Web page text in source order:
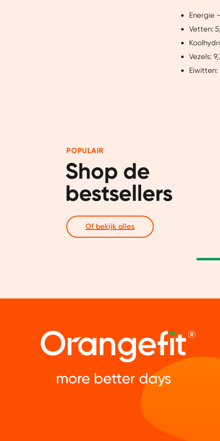
Energie
Vetten:
Vezels:
Eiwitten:
POPULAIR
Shop de
bestsellers
Of bekijk alles
more better days